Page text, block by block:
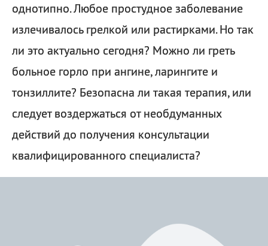
однотипно. Любое простудное заболевание
излечивалось грелкой или растирками. Но так
ли это актуально сегодня? Можно ли греть
больное горло при ангине, ларингите и
тонзиллите? Безопасна ли такая терапия, или
следует воздержаться от необдуманных
действий до получения консультации
квалифицированного специалиста?